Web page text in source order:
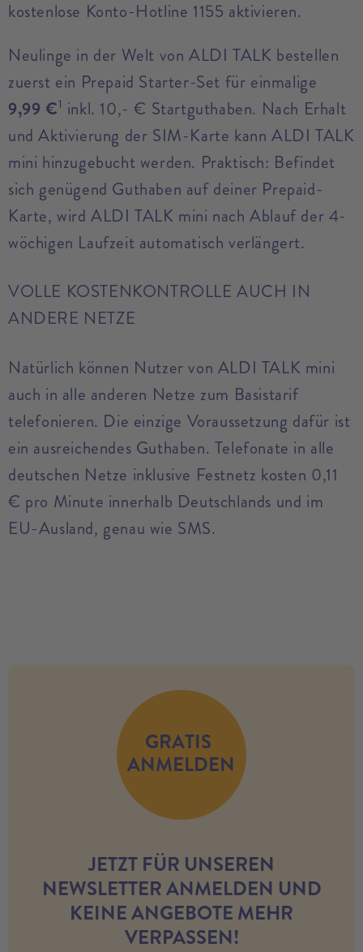
kostenlose Konto-Hotline 1155 aktivieren.
Neulinge in der Welt von ALDI TALK bestellen
zuerst ein Prepaid Starter-Set für einmalige
9,99 €1 inkl. 10,- € Startguthaben. Nach Erhalt
und Aktivierung der SIM-Karte kann ALDI TALK
mini hinzugebucht werden. Praktisch: Befindet
sich genügend Guthaben auf deiner Prepaid-
Karte, wird ALDI TALK mini nach Ablauf der 4-
wöchigen Laufzeit automatisch verlängert.
VOLLE KOSTENKONTROLLE AUCH IN
ANDERE NETZE
Natürlich können Nutzer von ALDI TALK mini
auch in alle anderen Netze zum Basistarif
telefonieren. Die einzige Voraussetzung dafür ist
ein ausreichendes Guthaben. Telefonate in alle
deutschen Netze inklusive Festnetz kosten 0,11
€ pro Minute innerhalb Deutschlands und im
EU-Ausland, genau wie SMS.
GRATIS
ANMELDEN
JETZT FÜR UNSEREN
NEWSLETTER ANMELDEN UND
KEINE ANGEBOTE MEHR
VERPASSEN!